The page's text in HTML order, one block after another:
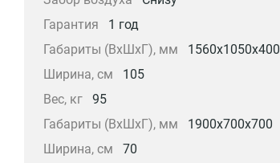
Гарантия
1 год
Габариты (ВхШхГ), мм
1560x1050x400
Ширина, см
105
Вес, кг
95
Габариты (ВхШхГ), мм
1900x700x700
Ширина, см
70